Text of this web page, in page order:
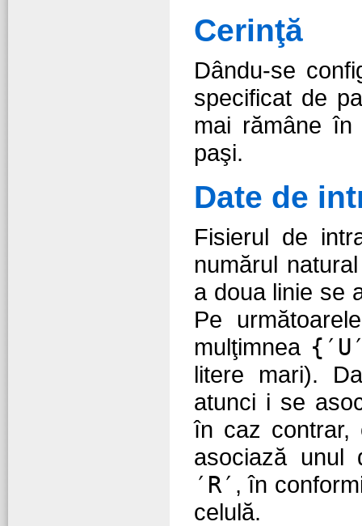
Cerinţă
Dându-se
specificat de
mai rămâne
paşi.
Date de
Fisierul de
numărul
a doua linie se
Pe
mulţimnea
litere mari).
atunci i se
în caz contrar,
asociază
′R′ , în
celulă.